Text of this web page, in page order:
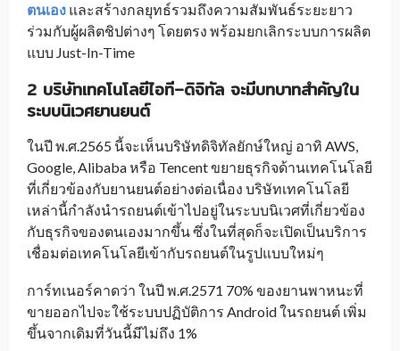
ตนเอง และสร้างกลยุทธ์รวมถึงความสัมพันธ์ระยะยาว
ร่วมกับผู้ผลิตชิปต่างๆ โดยตรง พร้อมยกเลิกระบบการผลิต
แบบ Just-In-Time
2 บริษัทเทคโนโลยีไอที–ดิจิทัล จะมีบทบาทสำคัญใน
ระบบนิเวศยานยนต์
ในปี พ.ศ.2565 นี้จะเห็นบริษัทดิจิทัลยักษ์ใหญ่ อาทิ AWS,
Google, Alibaba หรือ Tencent ขยายธุรกิจด้านเทคโนโลยี
ที่เกี่ยวข้องกับยานยนต์อย่างต่อเนื่อง บริษัทเทคโนโลยี
เหล่านี้กำลังนำรถยนต์เข้าไปอยู่ในระบบนิเวศที่เกี่ยวข้อง
กับธุรกิจของตนเองมากขึ้น ซึ่งในที่สุดก็จะเปิดเป็นบริการ
เชื่อมต่อเทคโนโลยีเข้ากับรถยนต์ในรูปแบบใหม่ๆ
การ์ทเนอร์คาดว่า ในปี พ.ศ.2571 70% ของยานพาหนะที่
ขายออกไปจะใช้ระบบปฏิบัติการ Android ในรถยนต์ เพิ่ม
ขึ้นจากเดิมที่วันนี้มีไม่ถึง 1%